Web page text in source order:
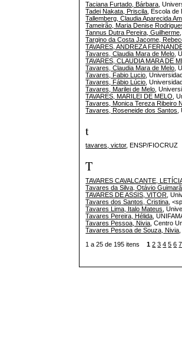
Taciana Furtado, Bárbara ,
Tadei Nakata, Priscila , Escola
Tallemberg, Claudia Aparecida
Tameirão, Maria Denise
Tannus Dutra Pereira, Guilherme
Targino da Costa Jacome,
TAVARES, ANDREZA
Tavares, Claudia Mara de Melo ,
TAVARES, CLAUDIA MARA DE
Tavares, Claudia Mara de Melo ,
Tavares, Fabio Lucio ,
Tavares, Fábio Lúcio ,
Tavares, Marilei de Melo ,
TAVARES, MARILEI DE MELO ,
Tavares, Monica Tereza Ribeiro
Tavares, Roseneide dos Santos
t
tavares, victor, ENSP/FIOCRUZ
T
TAVARES CAVALCANTE,
Tavares da Silva, Otávio
TAVARES DE ASSIS, VITOR ,
Tavares dos Santos, Cristina ,
Tavares Lima, Italo Mateus ,
Tavares Pereira, Hélida ,
Tavares Pessoa, Nivia , Centro
Tavares Pessoa de Souza, Nivia
1 a 25 de 195 itens1 2 3 4 5 6 7